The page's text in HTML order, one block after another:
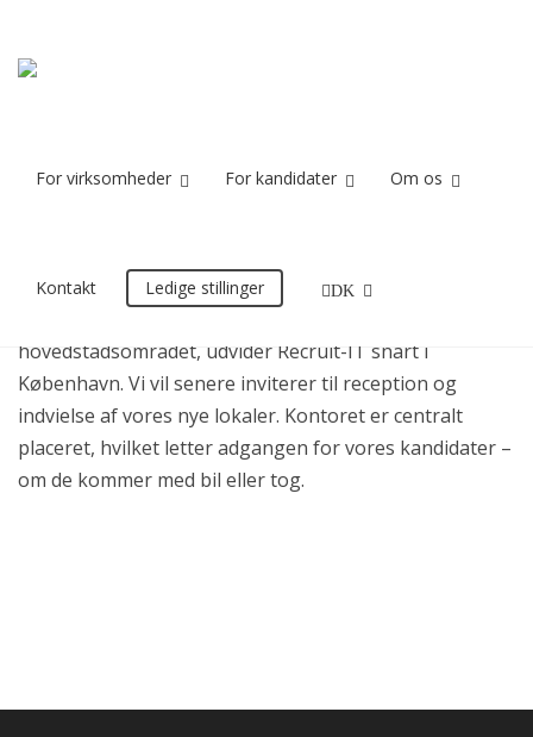
For virksomheder For kandidater Om os
Kontakt Ledige stillinger DK
Kontor i
hovedstadsområdet, udvider Recruit-IT snart i
København. Vi vil senere inviterer til reception og
indvielse af vores nye lokaler. Kontoret er centralt
placeret, hvilket letter adgangen for vores kandidater –
om de kommer med bil eller tog.